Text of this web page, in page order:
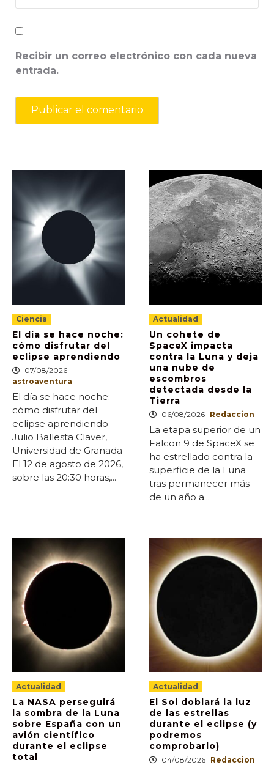
Recibir un correo electrónico con cada nueva
entrada.
Ciencia
El día se hace noche:
cómo disfrutar del
eclipse aprendiendo
07/08/2026
astroaventura
El día se hace noche:
cómo disfrutar del
eclipse aprendiendo
Julio Ballesta Claver,
Universidad de Granada
El 12 de agosto de 2026,
sobre las 20:30 horas,...
Actualidad
Un cohete de
SpaceX impacta
contra la Luna y deja
una nube de
escombros
detectada desde la
Tierra
06/08/2026 Redaccion
La etapa superior de un
Falcon 9 de SpaceX se
ha estrellado contra la
superficie de la Luna
tras permanecer más
de un año a...
Actualidad
La NASA perseguirá
la sombra de la Luna
sobre España con un
avión científico
durante el eclipse
total
Actualidad
El Sol doblará la luz
de las estrellas
durante el eclipse (y
podremos
comprobarlo)
04/08/2026 Redaccion